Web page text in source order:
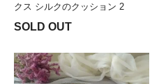
クス シルクのクッション 2
SOLD OUT